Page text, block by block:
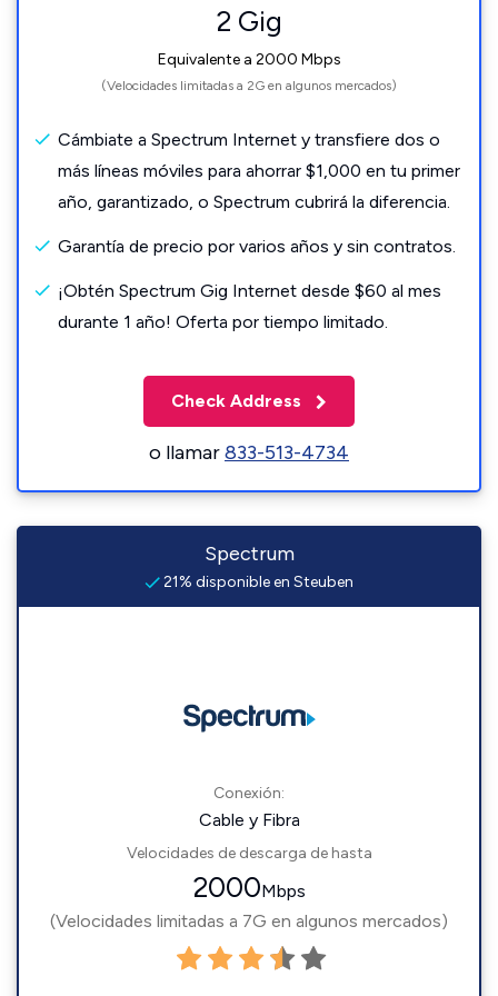
2 Gig
Equivalente a 2000 Mbps
(Velocidades limitadas a 2G en algunos mercados)
Cámbiate a Spectrum Internet y transfiere dos o
más líneas móviles para ahorrar $1,000 en tu primer
año, garantizado, o Spectrum cubrirá la diferencia.
Garantía de precio por varios años y sin contratos.
¡Obtén Spectrum Gig Internet desde $60 al mes
durante 1 año! Oferta por tiempo limitado.
Check Address
o llamar833-513-4734
Spectrum
21% disponible en Steuben
Conexión:
Cable y Fibra
Velocidades de descarga de hasta
2000Mbps
(Velocidades limitadas a 7G en algunos mercados)